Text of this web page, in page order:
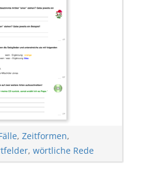
, Zeitformen,
, wörtliche Rede